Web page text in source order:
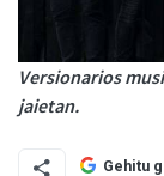
Versionarios
jaietan.
Gehitu